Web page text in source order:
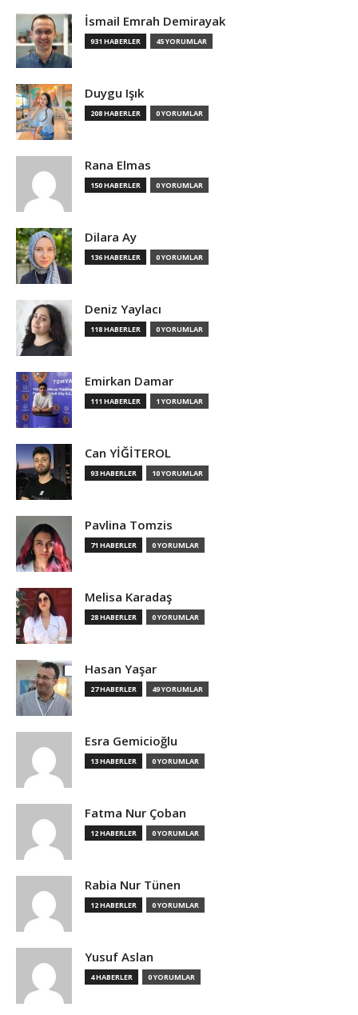
UI/UX
İsmail Emrah Demirayak
931 HABERLER 45 YORUMLAR
Duygu Işık
208 HABERLER 0 YORUMLAR
Rana Elmas
150 HABERLER 0 YORUMLAR
Dilara Ay
136 HABERLER 0 YORUMLAR
Deniz Yaylacı
118 HABERLER 0 YORUMLAR
Emirkan Damar
111 HABERLER 1 YORUMLAR
Can YİĞİTEROL
93 HABERLER 10 YORUMLAR
Pavlina Tomzis
71 HABERLER 0 YORUMLAR
Melisa Karadaş
28 HABERLER 0 YORUMLAR
Hasan Yaşar
27 HABERLER 49 YORUMLAR
Esra Gemicioğlu
13 HABERLER 0 YORUMLAR
Fatma Nur Çoban
12 HABERLER 0 YORUMLAR
Rabia Nur Tünen
12 HABERLER 0 YORUMLAR
Yusuf Aslan
4 HABERLER 0 YORUMLAR